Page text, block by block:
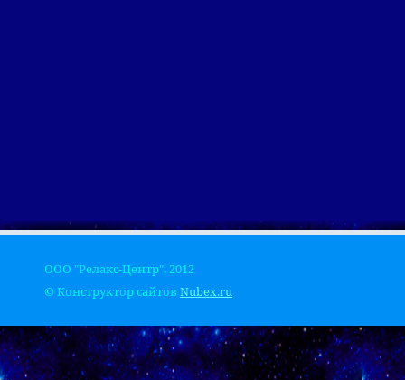
ООО "Релакс-Центр", 2012
© Конструктор сайтов Nubex.ru